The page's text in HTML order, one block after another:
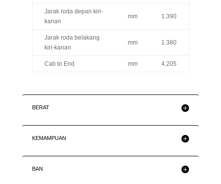
Jarak roda depan kiri-
kanan
mm 1.390
Jarak roda belakang
kiri-kanan
mm 1.380
Cab to End mm 4.205
BERAT
KEMAMPUAN
BAN